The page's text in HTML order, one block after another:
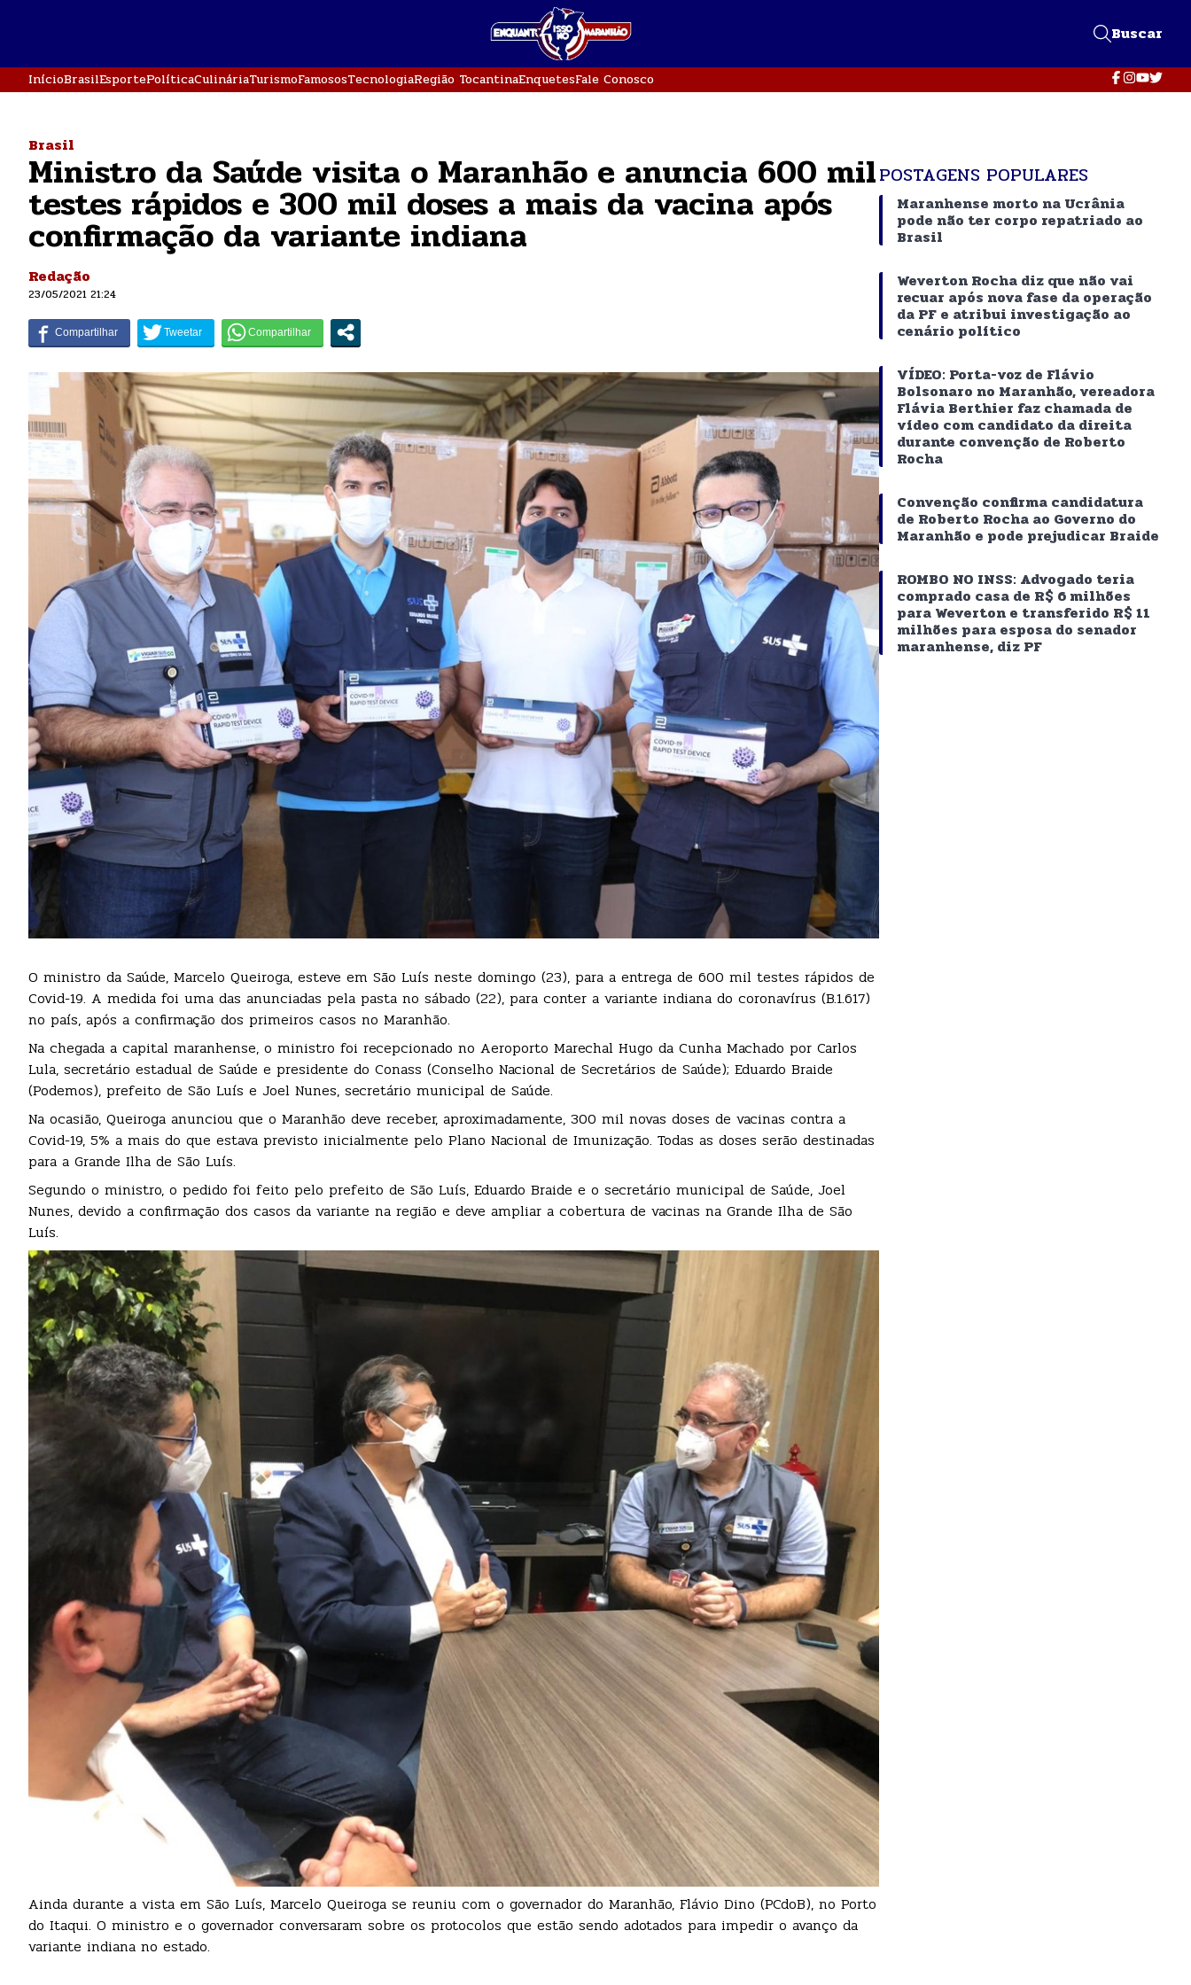
Buscar
InícioBrasilEsportePolíticaCulináriaTurismoFamososTecnologiaRegião TocantinaEnquetesFale Conosco
Brasil
Ministro da Saúde visita o Maranhão e anuncia 600 mil
testes rápidos e 300 mil doses a mais da vacina após
confirmação da variante indiana
Redação
23/05/2021 21:24
O ministro da Saúde, Marcelo Queiroga, esteve em São Luís neste domingo (23), para a entrega de 600 mil testes rápidos de
Covid-19. A medida foi uma das anunciadas pela pasta no sábado (22), para conter a variante indiana do coronavírus (B.1.617)
no país, após a confirmação dos primeiros casos no Maranhão.
Na chegada a capital maranhense, o ministro foi recepcionado no Aeroporto Marechal Hugo da Cunha Machado por Carlos
Lula, secretário estadual de Saúde e presidente do Conass (Conselho Nacional de Secretários de Saúde); Eduardo Braide
(Podemos), prefeito de São Luís e Joel Nunes, secretário municipal de Saúde.
Na ocasião, Queiroga anunciou que o Maranhão deve receber, aproximadamente, 300 mil novas doses de vacinas contra a
Covid-19, 5% a mais do que estava previsto inicialmente pelo Plano Nacional de Imunização. Todas as doses serão destinadas
para a Grande Ilha de São Luís.
Segundo o ministro, o pedido foi feito pelo prefeito de São Luís, Eduardo Braide e o secretário municipal de Saúde, Joel
Nunes, devido a confirmação dos casos da variante na região e deve ampliar a cobertura de vacinas na Grande Ilha de São
Luís.
Ainda durante a vista em São Luís, Marcelo Queiroga se reuniu com o governador do Maranhão, Flávio Dino (PCdoB), no Porto
do Itaqui. O ministro e o governador conversaram sobre os protocolos que estão sendo adotados para impedir o avanço da
variante indiana no estado.
POSTAGENS POPULARES
Maranhense morto na Ucrânia
pode não ter corpo repatriado ao
Brasil
Weverton Rocha diz que não vai
recuar após nova fase da operação
da PF e atribui investigação ao
cenário político
VÍDEO: Porta-voz de Flávio
Bolsonaro no Maranhão, vereadora
Flávia Berthier faz chamada de
vídeo com candidato da direita
durante convenção de Roberto
Rocha
Convenção confirma candidatura
de Roberto Rocha ao Governo do
Maranhão e pode prejudicar Braide
ROMBO NO INSS: Advogado teria
comprado casa de R$ 6 milhões
para Weverton e transferido R$ 11
milhões para esposa do senador
maranhense, diz PF